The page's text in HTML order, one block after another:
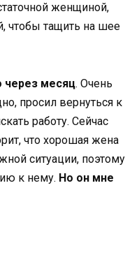
женщиной,
чтобы тащить на шее
через месяц. Очень
просил вернуться к
работу. Сейчас
что хорошая жена
ситуации, поэтому
к нему. Но он мне